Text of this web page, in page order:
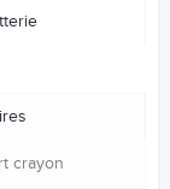
crayon